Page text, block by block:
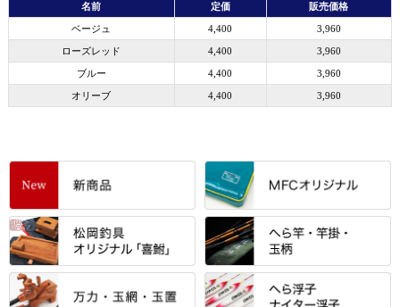
名前 定価 販売価格
ベージュ 4,400 3,960
ローズレッド 4,400 3,960
ブルー 4,400 3,960
オリーブ 4,400 3,960
すべて
「雅（みやび）」シリーズ・エ
ントＰＬＵＳシリーズ
すべて すべて